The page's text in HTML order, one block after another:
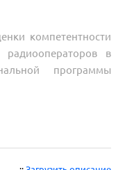
компетентности
радиооператоров в
программы